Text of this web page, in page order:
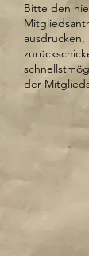
Bitte den
der